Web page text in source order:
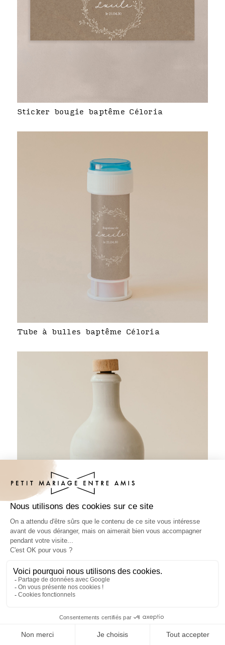
Sticker bougie baptême Céloria
Tube à bulles baptême Céloria
Sticker bouteille baptême Céloria